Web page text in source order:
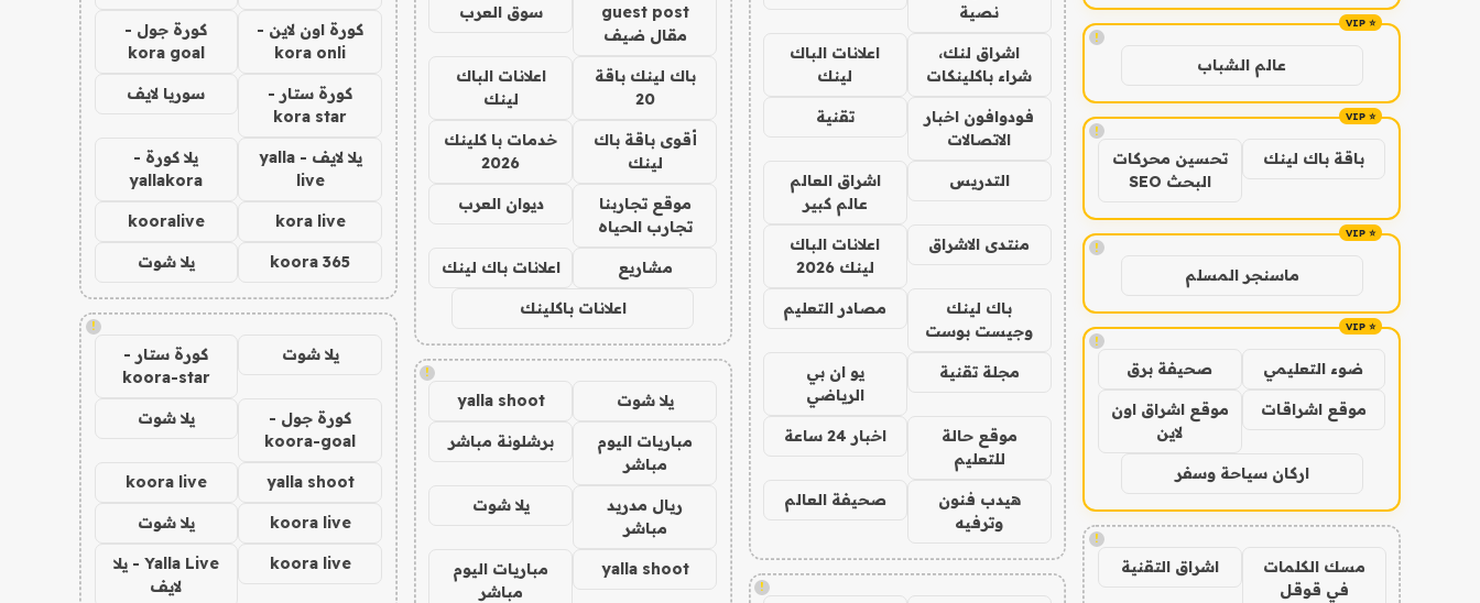
!
عالم الشباب
!
باقة باك لينك
تحسين محركات
البحث SEO
!
ماسنجر المسلم
!
ضوء التعليمي صحيفة برق
موقع اشراقات
موقع اشراق اون
لاين
اركان سياحة وسفر
!
مسك الكلمات
في قوقل
اشراق التقنية
نصية
اشراق لنك،
شراء باكلينكات
اعلانات الباك
لينك
فودوافون اخبار
الاتصالات
تقنية
التدريس
اشراق العالم
عالم كبير
منتدى الاشراق
اعلانات الباك
لينك 2026
باك لينك
وجيست بوست
مصادر التعليم
مجلة تقنية
يو ان بي
الرياضي
موقع حالة
للتعليم
اخبار 24 ساعة
هيدب فنون
وترفيه
صحيفة العالم
!
guest post
مقال ضيف
سوق العرب
باك لينك باقة
20
اعلانات الباك
لينك
أقوى باقة باك
لينك
خدمات با كلينك
2026
موقع تجاربنا
تجارب الحياه
ديوان العرب
مشاريع اعلانات باك لينك
اعلانات باكلينك
!
يلا شوت yalla shoot
مباريات اليوم
مباشر
برشلونة مباشر
ريال مدريد
مباشر
يلا شوت
yalla shoot
مباريات اليوم
مباشر
كورة اون لاين -
kora onli
كورة جول -
kora goal
كورة ستار -
kora star
سوريا لايف
يلا لايف - yalla
live
يلا كورة -
yallakora
kora live
kooralive
koora 365 يلا شوت
!
يلا شوت
كورة ستار -
koora-star
كورة جول -
koora-goal
يلا شوت
yalla shoot
koora live
koora live يلا شوت
koora live
Yalla Live - يلا
لايف